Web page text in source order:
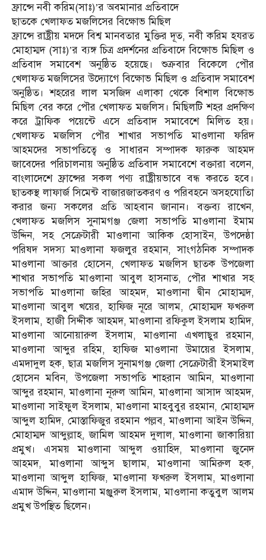
ফ্রান্সে নবী করিম(সাঃ)’র অবমানার প্রতিবাদে
ছাতকে খেলাফত মজলিসের বিক্ষোভ মিছিল
ফ্রান্সে রাষ্ট্রীয় মদদে বিশ্ব মানবতার মুক্তির দূত, নবী করিম হযরত
মোহাম্মদ (সাঃ)’র ব্যঙ্গ চিত্র প্রদর্শনের প্রতিবাদে বিক্ষোভ মিছিল ও
প্রতিবাদ সমাবেশ অনুষ্ঠিত হয়েছে। শুক্রবার বিকেলে পৌর
খেলাফত মজলিসের উদ্যোগে বিক্ষোভ মিছিল ও প্রতিবাদ সমাবেশ
অনুষ্ঠিত। শহরের লাল মসজিদ এলাকা থেকে বিশাল বিক্ষোভ
মিছিল বের করে পৌর খেলাফত মজলিস। মিছিলটি শহর প্রদক্ষিণ
করে ট্রাফিক পয়েন্টে এসে প্রতিবাদ সমাবেশে মিলিত হয়।
খেলাফত মজলিস পৌর শাখার সভাপতি মাওলানা ফরিদ
আহমদের সভাপতিত্বে ও সাধারন সম্পাদক ফারুক আহমদ
জাবেদের পরিচালনায় অনুষ্ঠিত প্রতিবাদ সমাবেশে বক্তারা বলেন,
বাংলাদেশে ফ্রান্সের সকল পণ্য রাষ্ট্রীয়ভাবে বন্ধ করতে হবে।
ছাতকস্থ লাফার্জ সিমেন্ট বাজারজাতকরণ ও পরিবহনে অসহযোতিা
করার জন্য সকলের প্রতি আহবান জানান। বক্তব্য রাখেন,
খেলাফত মজলিস সুনামগঞ্জ জেলা সভাপতি মাওলানা ইমাম
উদ্দিন, সহ সেক্রেটারী মাওলানা আকিক হোসাইন, উপদেষ্ঠা
পরিষদ সদস্য মাওলানা ফজলুর রহমান, সাংগঠনিক সম্পাদক
মাওলানা আক্তার হোসেন, খেলাফত মজলিস ছাতক উপজেলা
শাখার সভাপতি মাওলানা আবুল হাসনাত, পৌর শাখার সহ
সভাপতি মাওলানা জহির আহমদ, মাওলানা দ্বীন মোহাম্মদ,
মাওলানা আবুল খয়ের, হাফিজ নূরে আলম, মোহাম্মদ ফখরুল
ইসলাম, হাজী সিদ্দীক আহমদ, মাওলানা রফিকুল ইসলাম হামিদ,
মাওলানা আনোয়ারুল ইসলাম, মাওলানা এখলাছুর রহমান,
মাওলানা আব্দুর রহিম, হাফিজ মাওলানা উমায়ের ইসলাম,
এমদাদুল হক, ছাত্র মজলিস সুনামগঞ্জ জেলা সেক্রেটারী ইসমাইল
হোসেন মবিন, উপজেলা সভাপতি শাহরান আমিন, মাওলানা
আব্দুর রহমান, মাওলানা নূরুল আমিন, মাওলানা আসাদ আহমদ,
মাওলানা সাইফুল ইসলাম, মাওলানা মাহবুবুর রহমান, মোহাম্মদ
আব্দুল হামিদ, মোস্তাফিজুর রহমান পল্লব, মাওলানা আইন উদ্দিন,
মোহাম্মদ আব্দুল্লাহ, জামিল আহমদ দুলাল, মাওলানা জাকারিয়া
প্রমুখ। এসময় মাওলানা আব্দুল ওয়াহিদ, মাওলানা জুনেদ
আহমদ, মাওলানা আব্দুস ছালাম, মাওলানা আমিরুল হক,
মাওলানা আব্দুল হাফিজ, মাওলানা ফখরুল ইসলাম, মাওলানা
এমাদ উদ্দিন, মাওলানা মঞ্জুরুল ইসলাম, মাওলানা কতুবুল আলম
প্রমুখ উপস্থিত ছিলেন।